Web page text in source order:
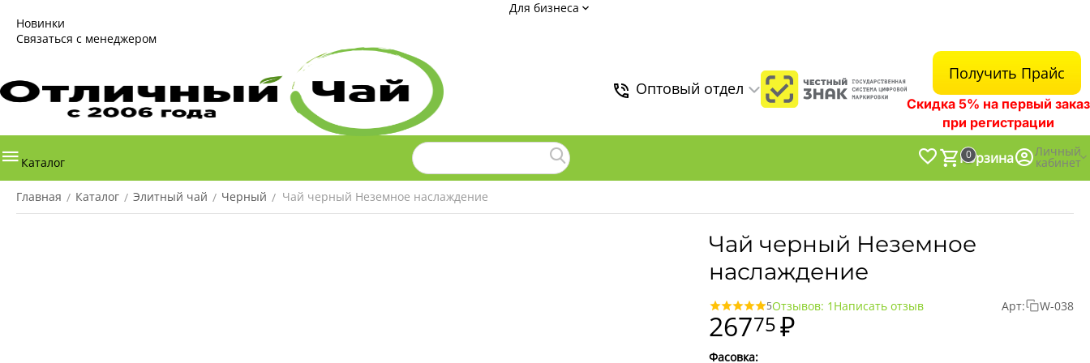
Для бизнеса
Новинки
Связаться с менеджером
Оптовый отдел
Получить Прайс
Скидка 5% на первый заказ
при регистрации
Каталог 0
Корзина Личный
кабинет
Главная / Каталог / Элитный чай / Черный / Чай черный Неземное наслаждение
Чай черный Неземное
наслаждение
5Отзывов: 1 Написать отзыв Арт: W-038
26775₽
Фасовка: